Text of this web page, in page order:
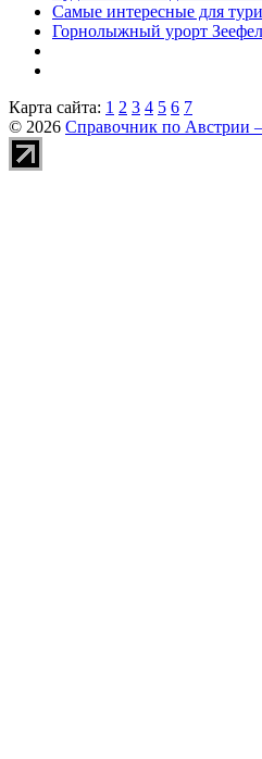
Самые интересные для
Горнолыжный урорт
Карта сайта: 1 2 3 4 5 6 7
© 2026 Справочник по Австрии